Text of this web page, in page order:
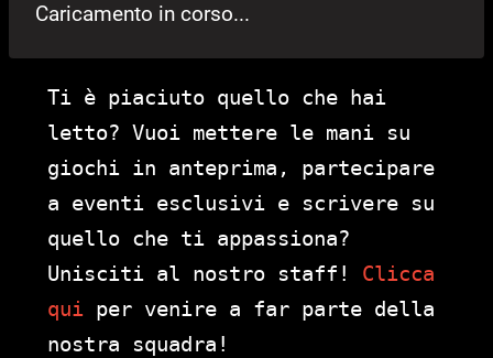
Caricamento in corso...
Ti è piaciuto quello che hai
letto? Vuoi mettere le mani su
giochi in anteprima, partecipare
a eventi esclusivi e scrivere su
quello che ti appassiona?
Unisciti al nostro staff! Clicca
qui per venire a far parte della
nostra squadra!